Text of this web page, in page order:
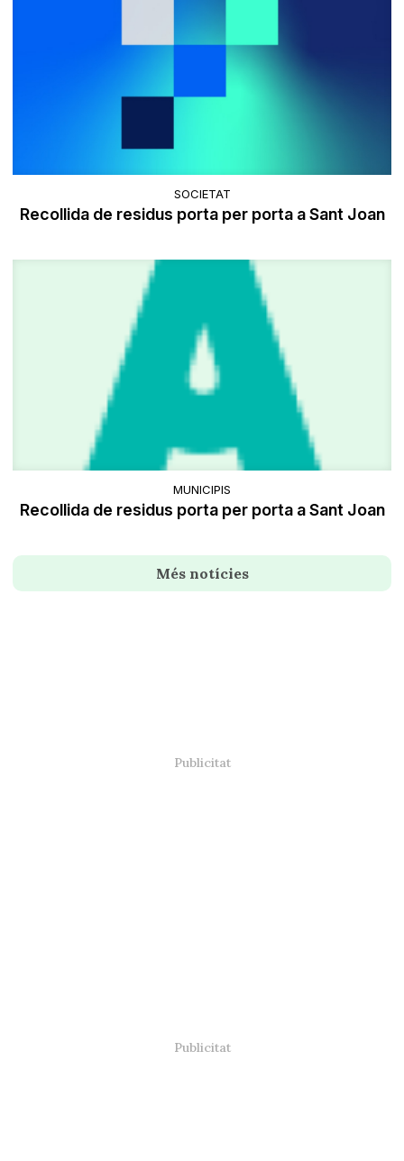
SOCIETAT
Recollida de residus porta per porta a Sant Joan
MUNICIPIS
Recollida de residus porta per porta a Sant Joan
Més notícies